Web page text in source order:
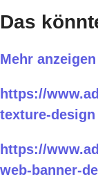
Das
Mehr anzeigen
https://
texture-design
https://
web-banner-